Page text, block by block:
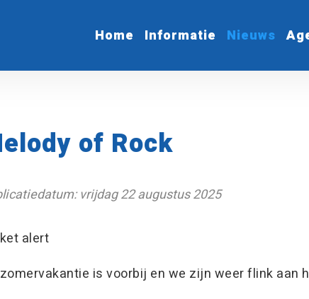
Home Informatie Nieuws
of Rock
vrijdag 22 augustus 2025
alert
is voorbij en we zijn weer flink aan